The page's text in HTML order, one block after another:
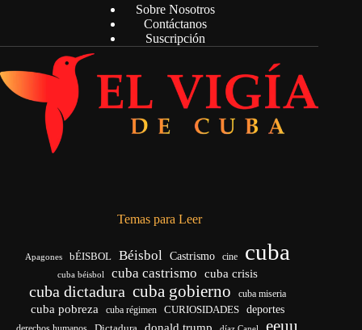
Sobre Nosotros
Contáctanos
Suscripción
Temas para Leer
Apagones bÉISBOL Béisbol Castrismo cine cuba
cuba béisbol cuba castrismo cuba crisis
cuba dictadura cuba gobierno cuba miseria
cuba pobreza cuba régimen CURIOSIDADES deportes
donald trump eeuu